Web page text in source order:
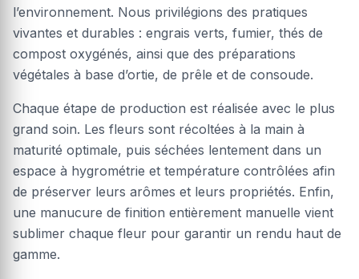
l’environnement. Nous privilégions des pratiques
vivantes et durables : engrais verts, fumier, thés de
compost oxygénés, ainsi que des préparations
végétales à base d’ortie, de prêle et de consoude.
Chaque étape de production est réalisée avec le plus
grand soin. Les fleurs sont récoltées à la main à
maturité optimale, puis séchées lentement dans un
espace à hygrométrie et température contrôlées afin
de préserver leurs arômes et leurs propriétés. Enfin,
une manucure de finition entièrement manuelle vient
sublimer chaque fleur pour garantir un rendu haut de
gamme.